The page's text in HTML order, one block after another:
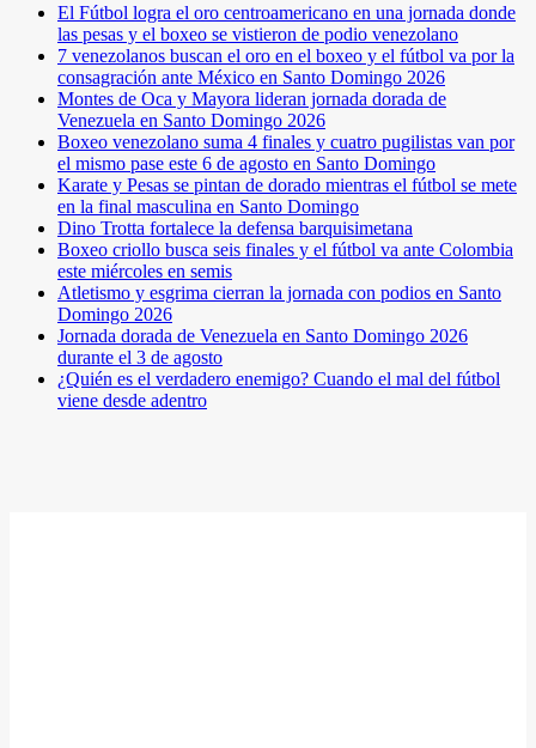
El Fútbol logra el oro centroamericano en una jornada donde
las pesas y el boxeo se vistieron de podio venezolano
7 venezolanos buscan el oro en el boxeo y el fútbol va por la
consagración ante México en Santo Domingo 2026
Montes de Oca y Mayora lideran jornada dorada de
Venezuela en Santo Domingo 2026
Boxeo venezolano suma 4 finales y cuatro pugilistas van por
el mismo pase este 6 de agosto en Santo Domingo
Karate y Pesas se pintan de dorado mientras el fútbol se mete
en la final masculina en Santo Domingo
Dino Trotta fortalece la defensa barquisimetana
Boxeo criollo busca seis finales y el fútbol va ante Colombia
este miércoles en semis
Atletismo y esgrima cierran la jornada con podios en Santo
Domingo 2026
Jornada dorada de Venezuela en Santo Domingo 2026
durante el 3 de agosto
¿Quién es el verdadero enemigo? Cuando el mal del fútbol
viene desde adentro